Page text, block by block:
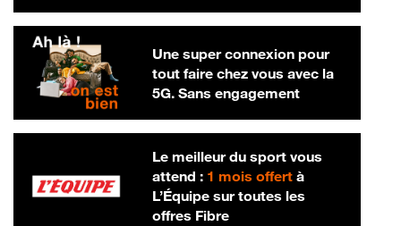
Une super connexion pour
tout faire chez vous avec la
5G. Sans engagement
Le meilleur du sport vous
attend : 1 mois offertà
L’Équipe sur toutes les
offres Fibre